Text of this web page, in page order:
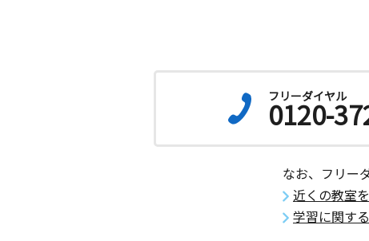
フリーダイヤル
0120-
なお、フリー
近くの教室
学習に関す